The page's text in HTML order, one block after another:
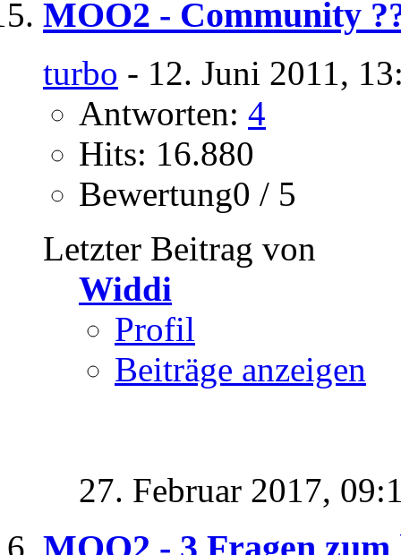
MOO2 - Community
turbo - 12. Juni 2011,
Antworten: 4
Hits: 16.880
Bewertung0 / 5
Letzter Beitrag von
Widdi
Profil
Beiträge anzeigen
27. Februar 2017,